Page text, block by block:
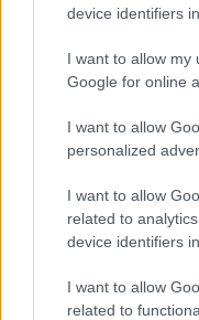
device identifiers
I want to allow my
Google for online
I want to allow
personalized
I want to allow
related to
device identifiers
I want to allow
related to